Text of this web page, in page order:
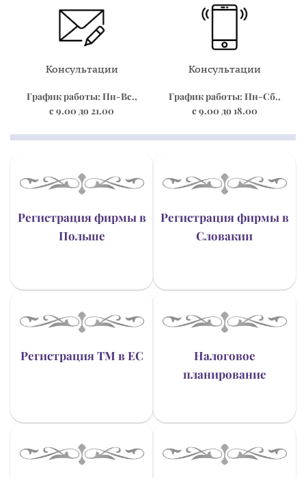
Консультации
График работы: Пн-Вс.,
с 9.00 до 21.00
Консультации
График работы: Пн-Сб.,
с 9.00 до 18.00
Регистрация фирмы в
Польше
Регистрация фирмы в
Словакии
Регистрация ТМ в ЕС
Налоговое
планирование